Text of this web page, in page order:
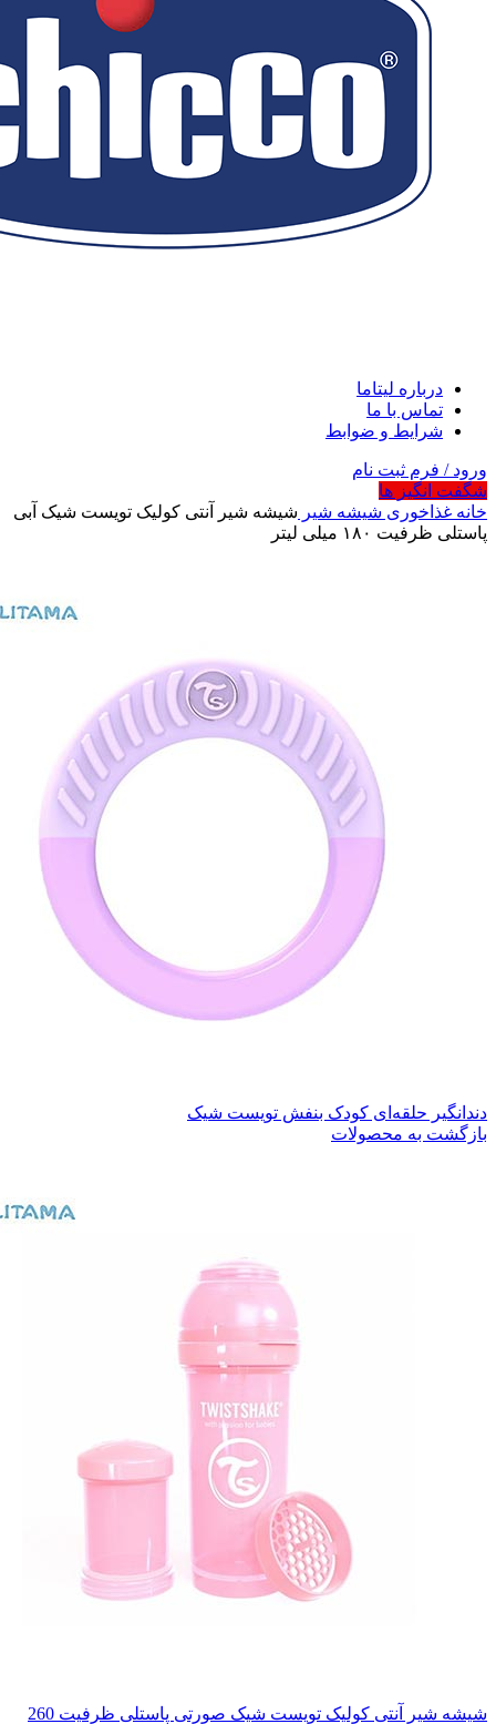
درباره لیتاما
تماس با ما
شرایط و ضوابط
ورود / فرم ثبت نام
شگفت انگیز ها
خانه غذاخوری شیشه شیر شیشه شیر آنتی کولیک تویست شیک آبی
پاستلی ظرفیت ۱۸۰ میلی لیتر
دندانگیر حلقه‌ای کودک بنفش تویست شیک
بازگشت به محصولات
شیشه شیر آنتی کولیک تویست شیک صورتی پاستلی ظرفیت 260